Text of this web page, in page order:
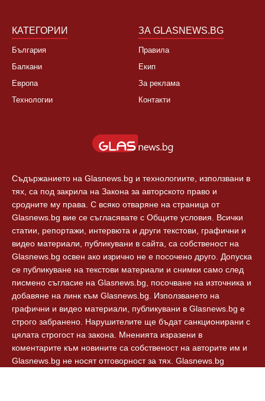
КАТЕГОРИИ
България
Балкани
Европа
Технологии
ЗА GLASNEWS.BG
Правила
Екип
За реклама
Контакти
Съдържанието на Glasnews.bg и технологиите, използвани в
тях, са под закрила на Закона за авторското право и
сродните му права. С всяко отваряне на страница от
Glasnews.bg вие се съгласявате с Общите условия. Всички
статии, репортажи, интервюта и други текстови, графични и
видео материали, публикувани в сайта, са собственост на
Glasnews.bg освен ако изрично не е посочено друго. Допуска
се публикуване на текстови материали и снимки само след
писмено съгласие на Glasnews.bg, посочване на източника и
добавяне на линк към Glasnews.bg. Използването на
графични и видео материали, публикувани в Glasnews.bg е
строго забранено. Нарушителите ще бъдат санкционирани с
цялата строгост на закона. Мненията изразени в
коментарите към новините са собственост на авторите им и
Glasnews.bg не носят отговорност за тях. Glasnews.bg